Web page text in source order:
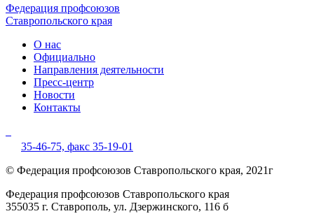
Федерация профсоюзов
Ставропольского края
О нас
Официально
Направления деятельности
Пресс-центр
Новости
Контакты
35-46-75, факс 35-19-01
© Федерация профсоюзов Ставропольского края, 2021г
Федерация профсоюзов Ставропольского края
355035 г. Ставрополь, ул. Дзержинского, 116 б